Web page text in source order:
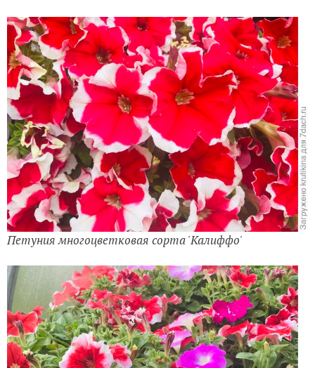
Петуния многоцветковая сорта 'Калиффо'